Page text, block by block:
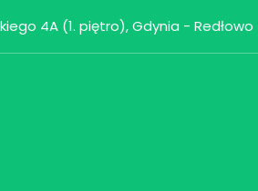
4A (1. piętro), Gdynia - Redłowo